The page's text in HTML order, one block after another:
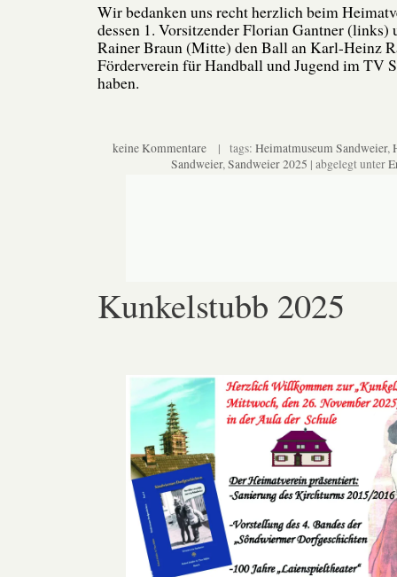
Wir bedanken uns recht herzlich beim
dessen 1. Vorsitzender Florian Gantner (links)
Rainer Braun (Mitte) den Ball an Karl-Heinz
Förderverein für Handball und Jugend im TV
haben.
keine Kommentare | tags: Heimatmuseum Sandweier,
Sandweier, Sandweier 2025 | abgelegt unter
Kunkelstubb 2025